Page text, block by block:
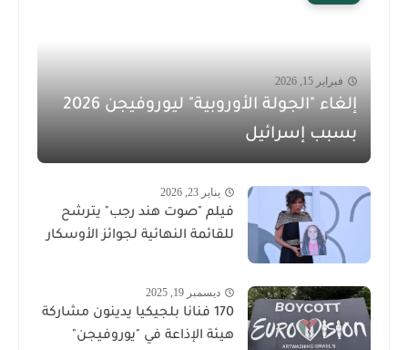
فبراير 15, 2026
إلغاء "الجولة الأوروبية" ليوروفيجن 2026
بسبب إسرائيل
يناير 23, 2026
فيلم "صوت هند رجب" يترشح
للقائمة النهائية لجوائز الأوسكار
ديسمبر 19, 2025
170 فنانا بلجيكيا يدينون مشاركة
هيئة الإذاعة في "يوروفيجن"